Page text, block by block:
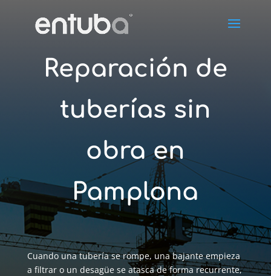
Reparación de
tuberías sin
obra en
Pamplona
Cuando una tubería se rompe, una bajante empieza
a filtrar o un desagüe se atasca de forma recurrente,